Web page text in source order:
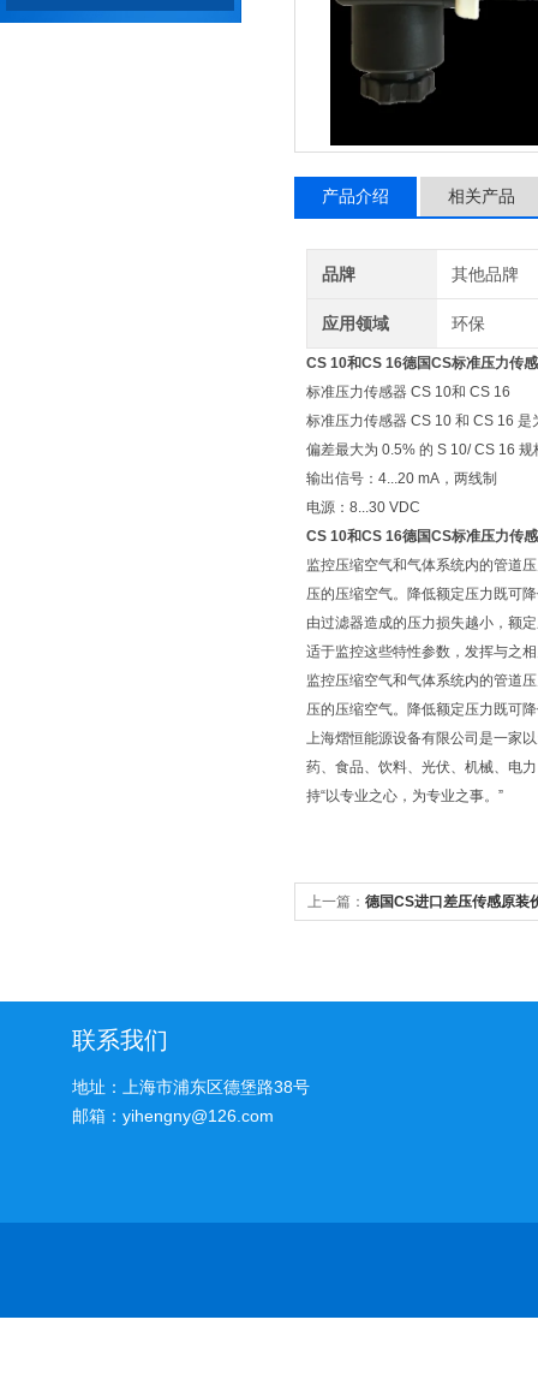
产品介绍 相关产品
品牌 其他品牌
应用领域 环保
CS 10和CS 16德国CS标准压力传
标准压力传感器 CS 10和 CS 16
标准压力传感器 CS 10 和 CS 16
偏差最大为 0.5% 的 S 10/ CS 16 规
输出信号：4...20 mA，两线制
电源：8...30 VDC
CS 10和CS 16德国CS标准压力传
监控压缩空气和气体系统内的管道
压的压缩空气。降低额定压力既可
由过滤器造成的压力损失越小，额
适于监控这些特性参数，发挥与之
监控压缩空气和气体系统内的管道
压的压缩空气。降低额定压力既可
上海熠恒能源设备有限公司是一家
药、食品、饮料、光伏、机械、电
持“以专业之心，为专业之事。”
上一篇： 德国CS进口差压传感原装
联系我们
地址：上海市浦东区德堡路38号
邮箱：yihengny@126.com